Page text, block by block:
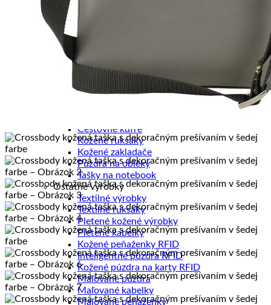
Pánske vizitkáre
Pánske spisovky
Pánske zápisníky
Kožené púzdra na karty
Kancelária a cestovanie
Kancelária
Kancelárske sety
Cestovné kufre
Kožené ruksaky
Kožené zakladače
Púzdra na obleky
Tašky na notebook
Ostatné výrobky
Textilné výrobky
Textilné ruksaky
Pletené kožené výrobky
Pletené kabelky
Kožené peňaženky RFID
Inteligentné púzdra RFID
Kožené púzdra na karty RFID
Maľované púzdra
Maľované kabelky
Maľované peňaženky